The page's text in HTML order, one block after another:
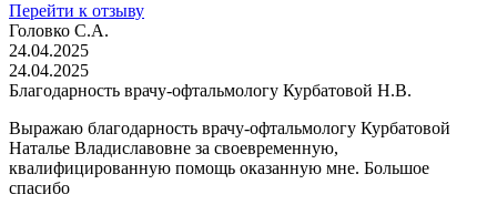
Перейти к отзыву
Головко С.А.
24.04.2025
24.04.2025
Благодарность врачу-офтальмологу Курбатовой Н.В.
Выражаю благодарность врачу-офтальмологу Курбатовой
Наталье Владиславовне за своевременную,
квалифицированную помощь оказанную мне. Большое
спасибо